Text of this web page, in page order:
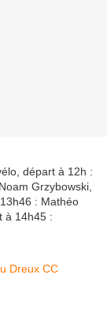
départ à 12h :
Grzybowski,
: Mathéo
à 14h45 :